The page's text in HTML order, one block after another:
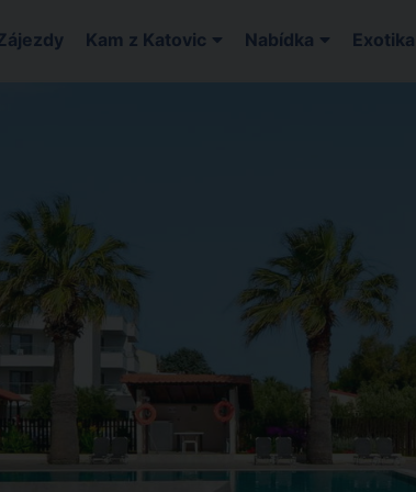
Kam z Katovic Nabídka Exotika